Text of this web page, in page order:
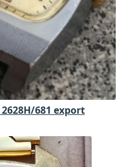
681 export